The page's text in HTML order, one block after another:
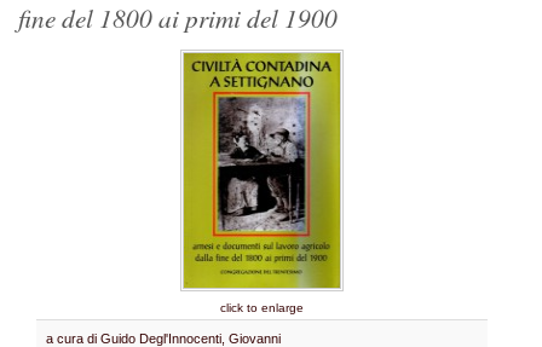
fine del 1800 ai primi del 1900
click to enlarge
a cura di Guido Degl'Innocenti, Giovanni